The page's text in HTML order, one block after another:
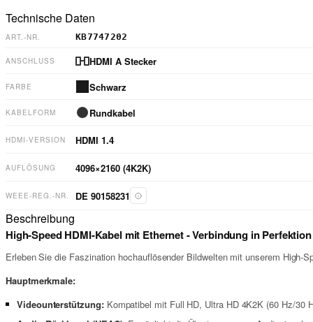
Technische Daten
ART.-NR. KB7747202
ANSCHLUSS HDMI A Stecker
FARBE Schwarz
KABELFORM Rundkabel
HDMI-VERSION HDMI 1.4
AUFLÖSUNG 4096×2160 (4K2K)
WEEE-REG.-NR. DE 90158231
Beschreibung
High-Speed HDMI-Kabel mit Ethernet - Verbindung in Perfektion
Erleben Sie die Faszination hochauflösender Bildwelten mit unserem
Hauptmerkmale:
Videounterstützung:Kompatibel mit Full HD, Ultra HD 4K2K (60 Hz/30